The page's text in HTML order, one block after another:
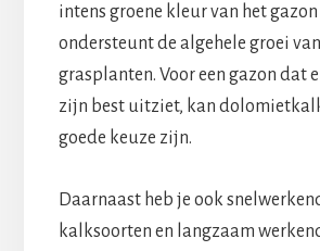
intens groene kleur van het gazon
ondersteunt de algehele groei
grasplanten. Voor een gazon dat
zijn best uitziet, kan
goede keuze zijn.
Daarnaast heb je ook
kalksoorten en langzaam